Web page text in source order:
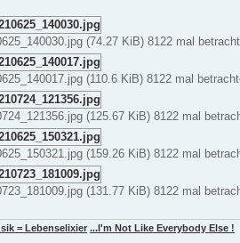
(74.27 KiB) 8122 mal
(110.6 KiB) 8122 mal
(125.67 KiB) 8122 mal
(159.26 KiB) 8122 mal
(131.77 KiB) 8122 mal
= Lebenselixier ...I'm Not Like Everybody Else !